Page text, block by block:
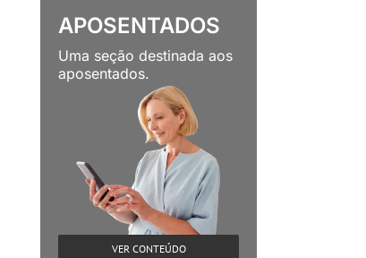
APOSENTADOS
Uma seção destinada aos
aposentados.
VER CONTEÚDO